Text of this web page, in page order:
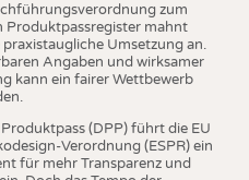
zum
Produktpassregister mahnt
Umsetzung an.
Angaben und wirksamer
kann ein fairer Wettbewerb
(DPP) führt die EU
Verordnung (ESPR) ein
für mehr Transparenz und